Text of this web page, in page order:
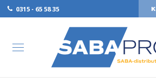
0315 - 65 58 35